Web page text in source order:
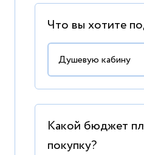
Что вы хотите
Какой бюджет
покупку?